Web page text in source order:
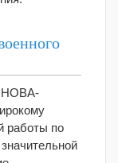
работы по